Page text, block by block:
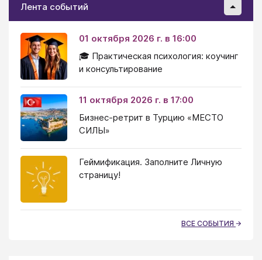
Лента событий
01 октября 2026 г. в 16:00
🎓 Практическая психология: коучинг
и консультирование
11 октября 2026 г. в 17:00
Бизнес-ретрит в Турцию «МЕСТО
СИЛЫ»
Геймификация. Заполните Личную
страницу!
ВСЕ СОБЫТИЯ